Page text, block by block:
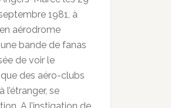
1981, à
aérodrome
bande de fanas
de voir le
des aéro-clubs
se